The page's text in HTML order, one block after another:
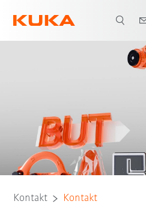
Kontakt Kontakt